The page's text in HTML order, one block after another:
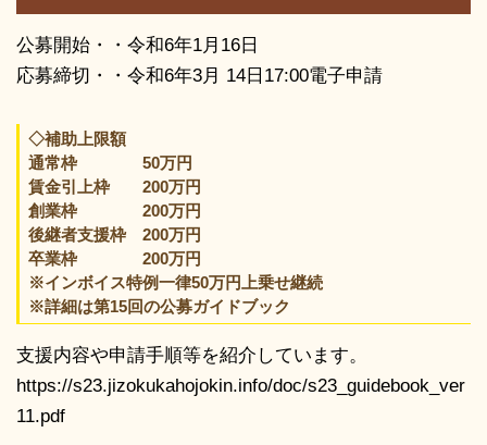
公募開始・・令和6年1月16日
応募締切・・令和6年3月 14日17:00電子申請
◇補助上限額
通常枠 50万円
賃金引上枠 200万円
創業枠 200万円
後継者支援枠 200万円
卒業枠 200万円
※インボイス特例一律50万円上乗せ継続
※詳細は第15回の公募ガイドブック
支援内容や申請手順等を紹介しています。
https://s23.jizokukahojokin.info/doc/s23_guidebook_ver
11.pdf